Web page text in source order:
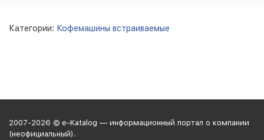
Категории: Кофемашины встраиваемые
2007-2026 © e-Katalog — информационный портал о компании
(неофициальный).